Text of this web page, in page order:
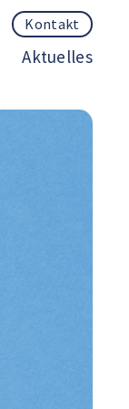
Kontakt
Aktuelles